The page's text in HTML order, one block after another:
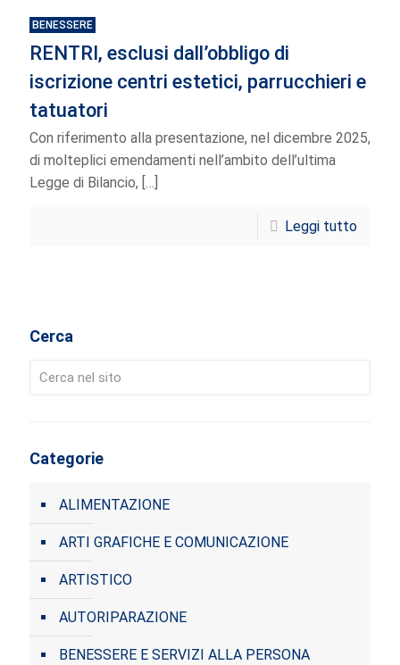
BENESSERE
RENTRI, esclusi dall’obbligo di
iscrizione centri estetici, parrucchieri e
tatuatori
Con riferimento alla presentazione, nel dicembre 2025,
di molteplici emendamenti nell’ambito dell’ultima
Legge di Bilancio, […]
Leggi tutto
Cerca
Categorie
ALIMENTAZIONE
ARTI GRAFICHE E COMUNICAZIONE
ARTISTICO
AUTORIPARAZIONE
BENESSERE E SERVIZI ALLA PERSONA